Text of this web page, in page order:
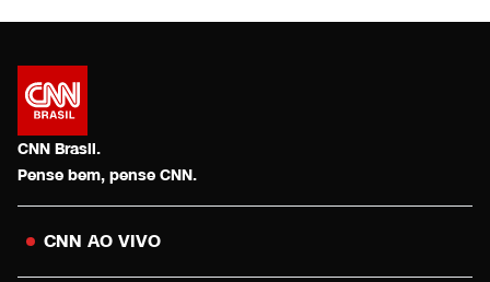
CNN Brasil.
Pense bem, pense CNN.
CNN AO VIVO